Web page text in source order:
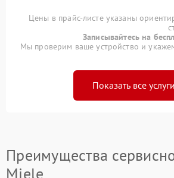
Цены в прайс-листе указаны
Записывайтесь на
Мы проверим ваше устройство и
Показать все услуги
Преимущества
Miele